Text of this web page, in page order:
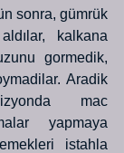
sonra, gümrük
kalkana
gormedik,
Aradik
mac
yapmaya
istahla